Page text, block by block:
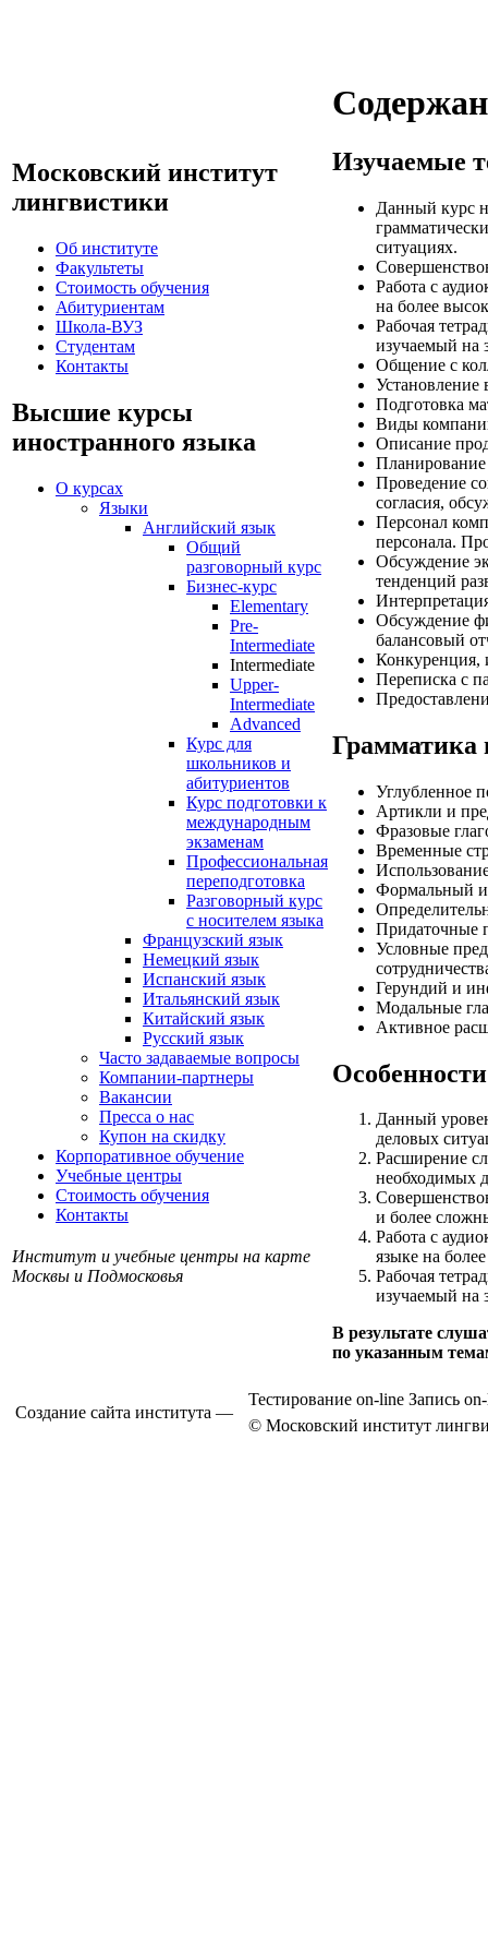
Московский институт
лингвистики
Об институте
Факультеты
Стоимость обучения
Абитуриентам
Школа-ВУЗ
Студентам
Контакты
Высшие курсы
иностранного языка
О курсах
Языки
Английский язык
Общий
разговорный курс
Бизнес-курс
Elementary
Pre-
Intermediate
Intermediate
Upper-
Intermediate
Advanced
Курс для
школьников и
абитуриентов
Курс подготовки к
международным
экзаменам
Профессиональная
переподготовка
Разговорный курс
с носителем языка
Французский язык
Немецкий язык
Испанский язык
Итальянский язык
Китайский язык
Русский язык
Часто задаваемые вопросы
Компании-партнеры
Вакансии
Пресса о нас
Купон на скидку
Корпоративное обучение
Учебные центры
Стоимость обучения
Контакты
Институт и учебные центры на карте
Москвы и Подмосковья
Изучаемые
Данный курс
ситуациях.
Работа с
на более
Рабочая
изучаемый на
Общение с
Установление
Подготовка
Виды
Описание
Планирование
Проведение
согласия,
Персонал
персонала.
Обсуждение
тенденций
Обсуждение
балансовый
Конкуренция,
Переписка с
Грамматика
Углубленное
Артикли и
Фразовые
Временные
Формальный и
Придаточные
Условные
Герундий и
Модальные
Активное
Данный
деловых
Расширение
необходимых
и более
Работа с
языке на
Рабочая
изучаемый на
В результате
по указанным
Создание сайта института —
Тестирование on-line Запись
© Московский институт